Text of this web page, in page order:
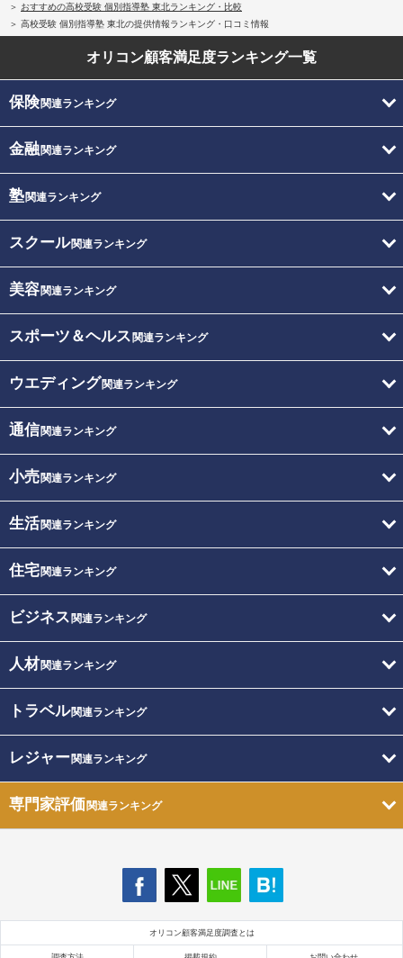
おすすめの高校受験 個別指導塾 東北ランキング・比較
高校受験 個別指導塾 東北の提供情報ランキング・口コミ情報
オリコン顧客満足度ランキング一覧
保険関連ランキング
金融関連ランキング
塾関連ランキング
スクール関連ランキング
美容関連ランキング
スポーツ＆ヘルス 関連ランキング
ウエディング関連ランキング
通信関連ランキング
小売関連ランキング
生活関連ランキング
住宅関連ランキング
ビジネス 関連ランキング
人材関連ランキング
トラベル関連ランキング
レジャー関連ランキング
専門家評価関連ランキング
オリコン顧客満足度調査とは